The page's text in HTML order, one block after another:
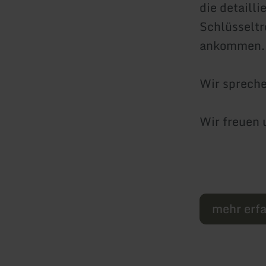
die
ankommen.
Wir
Wir freuen
mehr